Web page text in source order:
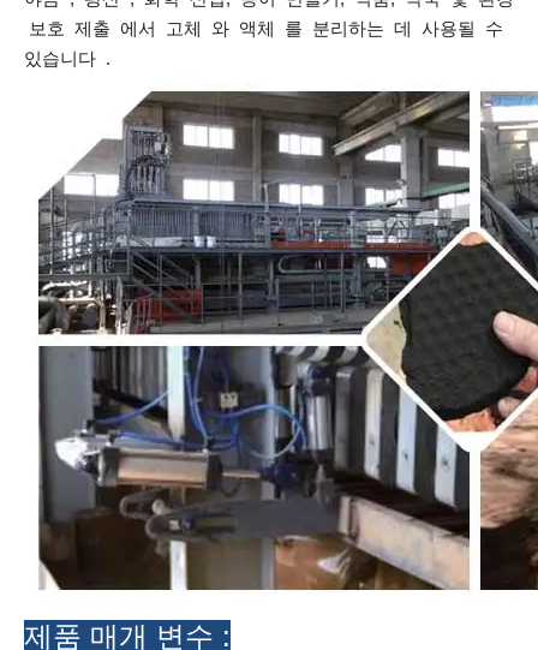
보호 제출 에서 고체 와 액체 를 분리하는 데 사용될 수
있습니다 .
제품 매개 변수 :